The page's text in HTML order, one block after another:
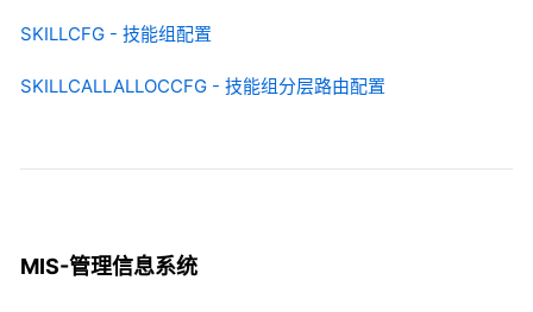
SKILLCFG - 技能组配置
SKILLCALLALLOCCFG - 技能组分层路由配置
MIS-管理信息系统